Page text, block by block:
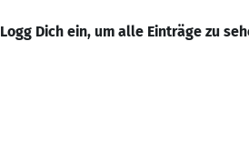
Logg Dich ein, um alle Einträge zu